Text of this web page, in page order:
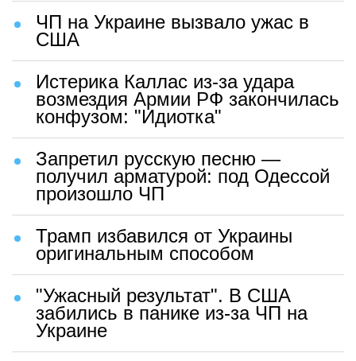
ЧП на Украине вызвало ужас в
США
Истерика Каллас из-за удара
возмездия Армии РФ закончилась
конфузом: "Идиотка"
Запретил русскую песню —
получил арматурой: под Одессой
произошло ЧП
Трамп избавился от Украины
оригинальным способом
"Ужасный результат". В США
забились в панике из-за ЧП на
Украине